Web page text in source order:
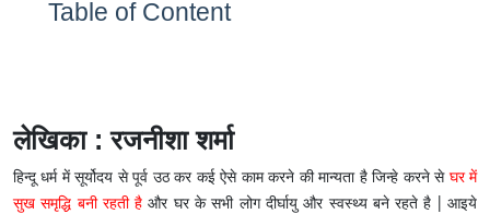
Table of Content
लेखिका : रजनीशा शर्मा
हिन्दू धर्म में सूर्योदय से पूर्व उठ कर कई ऐसे काम करने की मान्यता है जिन्हे करने से घर में
सुख समृद्धि बनी रहती हैऔर घर के सभी लोग दीर्घायु और स्वस्थ्य बने रहते है | आइये